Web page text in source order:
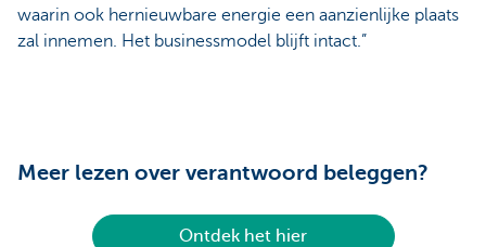
waarin ook hernieuwbare energie een aanzienlijke plaats
zal innemen. Het businessmodel blijft intact.”
Meer lezen over verantwoord beleggen?
Ontdek het hier